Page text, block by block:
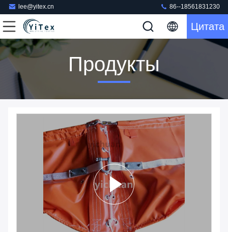
lee@yitex.cn 86--18561831230
Цитата
Продукты